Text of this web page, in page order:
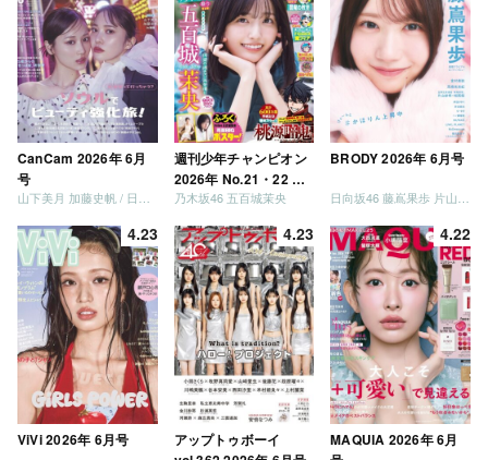
CanCam 2026年 6月
号
山下美月 加藤史帆 / 日向坂46 大野愛実
週刊少年チャンピオン
2026年 No.21・22 合
併号
乃木坂46 五百城茉央
BRODY 2026年 6月号
日向坂46 藤嶌果歩 片山紗希 松尾桜 金村美玖 髙橋未来虹
4.23
ViVi 2026年 6月号
4.23
アップトゥボーイ
4.22
MAQUIA 2026年 6月